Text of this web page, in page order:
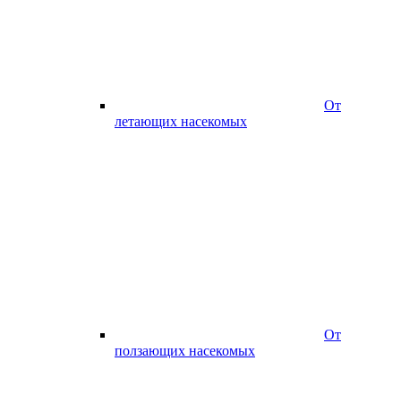
От
летающих насекомых
От
ползающих насекомых